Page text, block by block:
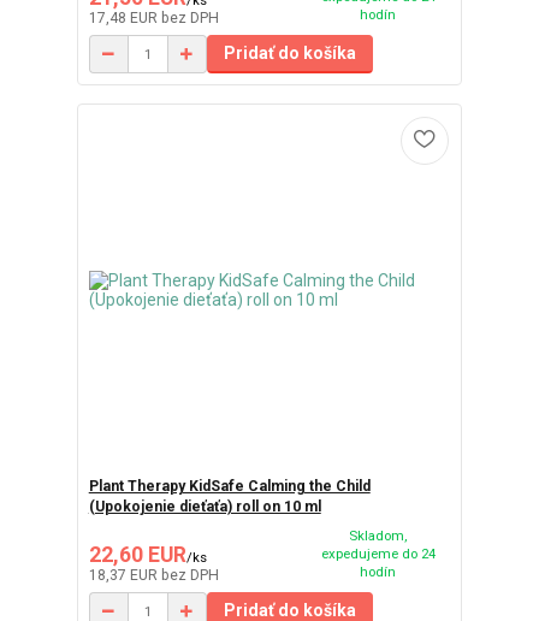
17,48 EUR bez DPH
hodín
Pridať do košíka
Plant Therapy KidSafe Calming the Child
(Upokojenie dieťaťa) roll on 10 ml
22,60 EUR/ks
18,37 EUR bez DPH
Skladom,
expedujeme do 24
hodín
Pridať do košíka